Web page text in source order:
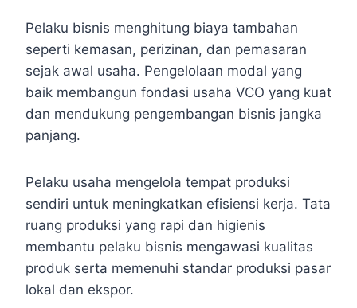
Pelaku bisnis menghitung biaya tambahan
seperti kemasan, perizinan, dan pemasaran
sejak awal usaha. Pengelolaan modal yang
baik membangun fondasi usaha VCO yang kuat
dan mendukung pengembangan bisnis jangka
panjang.
Pelaku usaha mengelola tempat produksi
sendiri untuk meningkatkan efisiensi kerja. Tata
ruang produksi yang rapi dan higienis
membantu pelaku bisnis mengawasi kualitas
produk serta memenuhi standar produksi pasar
lokal dan ekspor.